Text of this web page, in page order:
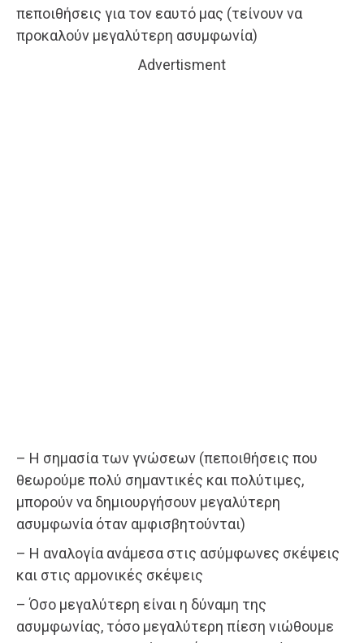
πεποιθήσεις για τον εαυτό μας (τείνουν να
προκαλούν μεγαλύτερη ασυμφωνία)
Advertisment
– Η σημασία των γνώσεων (πεποιθήσεις που
θεωρούμε πολύ σημαντικές και πολύτιμες,
μπορούν να δημιουργήσουν μεγαλύτερη
ασυμφωνία όταν αμφισβητούνται)
– Η αναλογία ανάμεσα στις ασύμφωνες σκέψεις
και στις αρμονικές σκέψεις
– Όσο μεγαλύτερη είναι η δύναμη της
ασυμφωνίας, τόσο μεγαλύτερη πίεση νιώθουμε